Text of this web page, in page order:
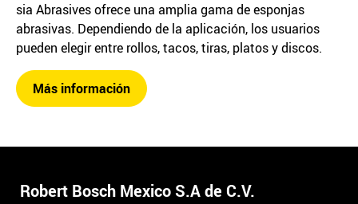
sia Abrasives ofrece una amplia gama de esponjas
abrasivas. Dependiendo de la aplicación, los usuarios
pueden elegir entre rollos, tacos, tiras, platos y discos.
Más información
Robert Bosch Mexico S.A de C.V.